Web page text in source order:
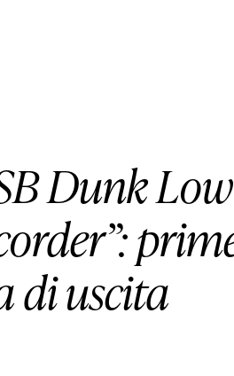
Dunk
di uscita